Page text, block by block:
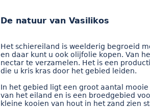
De natuur van Vasilikos
Het schiereiland is weelderig begroeid
en daar kunt u ook olijfolie kopen. Van
nectar te verzamelen. Het is een
die u kris kras door het gebied leiden.
In het gebied ligt een groot aantal
van het eiland en is een broedgebied
kleine kooien van hout in het zand zien